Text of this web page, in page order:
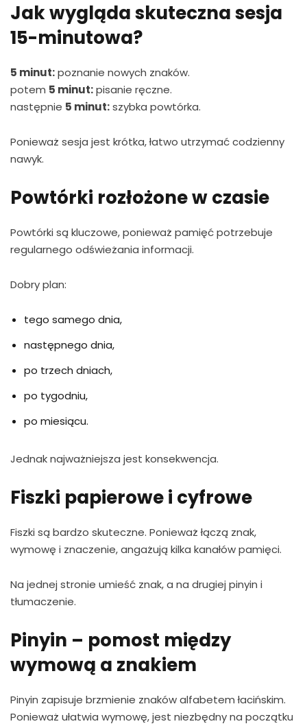
Jak wygląda skuteczna sesja
15-minutowa?
5 minut:poznanie nowych znaków.
potem 5 minut:pisanie ręczne.
następnie 5 minut:szybka powtórka.
Ponieważ sesja jest krótka, łatwo utrzymać codzienny
nawyk.
Powtórki rozłożone w czasie
Powtórki są kluczowe, ponieważ pamięć potrzebuje
regularnego odświeżania informacji.
Dobry plan:
tego samego dnia,
następnego dnia,
po trzech dniach,
po tygodniu,
po miesiącu.
Jednak najważniejsza jest konsekwencja.
Fiszki papierowe i cyfrowe
Fiszki są bardzo skuteczne. Ponieważ łączą znak,
wymowę i znaczenie, angażują kilka kanałów pamięci.
Na jednej stronie umieść znak, a na drugiej pinyin i
tłumaczenie.
Pinyin – pomost między
wymową a znakiem
Pinyin zapisuje brzmienie znaków alfabetem łacińskim.
Ponieważ ułatwia wymowę, jest niezbędny na początku